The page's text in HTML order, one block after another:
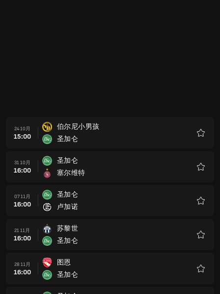
24 10月
15:00
伯尔尼小男孩
圣加仑
31 10月
16:00
圣加仑
塞尔维特
07 11月
16:00
圣加仑
卢加诺
21 11月
16:00
苏黎世
圣加仑
28 11月
16:00
图恩
圣加仑